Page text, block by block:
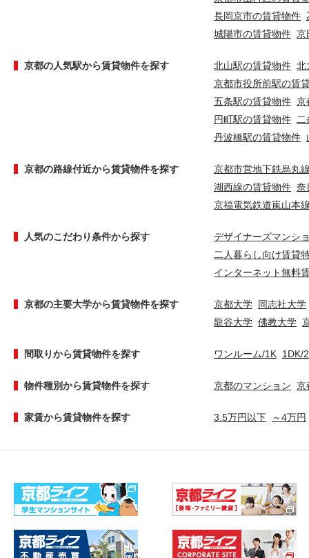
長岡京市の賃貸物件
城陽市の賃貸物件 京
京都の人気駅から賃貸物件を探す 北山駅の賃貸物件 北
京都市役所前駅の賃
五条駅の賃貸物件 京
円町駅の賃貸物件
丹波橋駅の賃貸物件
京都の路線付近から賃貸物件を探す
京都市営地下鉄烏丸
湖西線の賃貸物件 奈
京福電気鉄道嵐山本
人気のこだわり条件から探す
デザイナーズマンシ
二人暮らし向け賃貸
インターネット無料
京都の主要大学から賃貸物件を探す 京都大学 同志社大学
龍谷大学 佛教大学
間取りから賃貸物件を探す ワンルーム/1K 1DK/
物件種別から賃貸物件を探す 京都のマンション 京
家賃から賃貸物件を探す 3.5万円以下 ～4万円